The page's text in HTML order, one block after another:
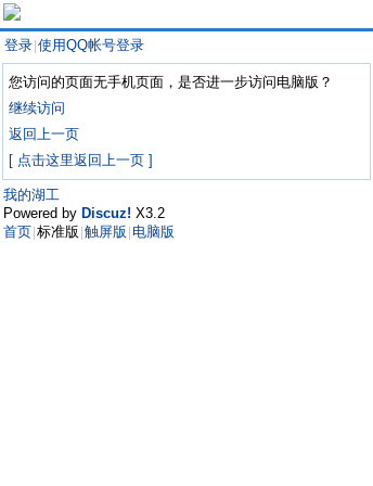
登录 使用QQ帐号登录
您访问的页面无手机页面，是否进一步访问电脑版？
继续访问
返回上一页
[ 点击这里返回上一页 ]
我的湖工
Powered by Discuz! X3.2
首页 标准版 触屏版 电脑版